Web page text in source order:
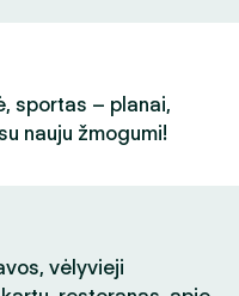
sportas – planai,
nauju žmogumi!
vėlyvieji